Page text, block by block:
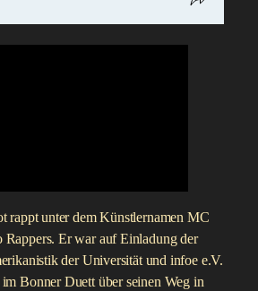
rappt unter dem Künstlernamen MC
Rappers. Er war auf Einladung der
der Universität und infoe e.V.
Bonner Duett über seinen Weg in